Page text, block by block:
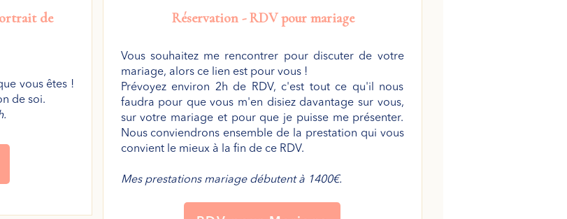
de
vous êtes !
de soi.
Réservation - RDV pour mariage
Vous souhaitez me rencontrer pour discuter de votre
mariage, alors ce lien est pour vous !
Prévoyez environ 2h de RDV, c'est tout ce qu'il nous
faudra pour que vous m'en disiez davantage sur vous,
sur votre mariage et pour que je puisse me présenter.
Nous conviendrons ensemble de la prestation qui vous
convient le mieux à la fin de ce RDV.
Mes prestations mariage débutent à 1400€.